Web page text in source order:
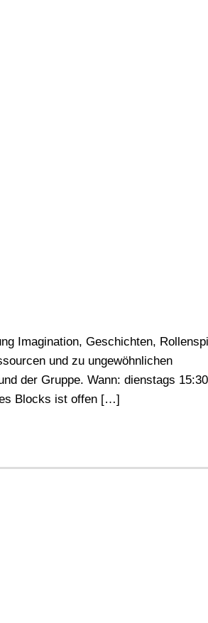
Imagination, Geschichten,
und zu ungewöhnlichen
der Gruppe. Wann: dienstags
Blocks ist offen […]